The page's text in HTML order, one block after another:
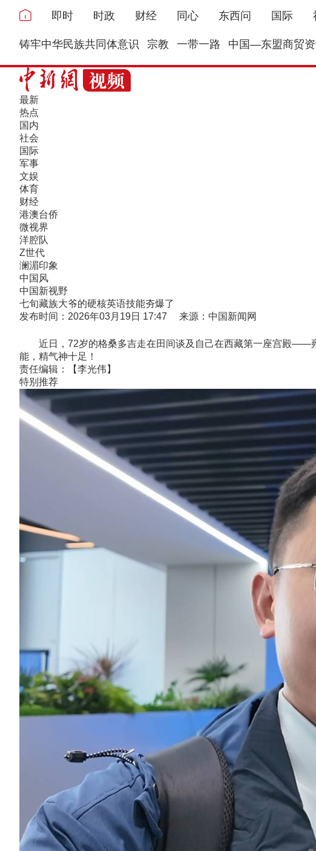
即时 时政 财经 同心 东西问 国际
铸牢中华民族共同体意识 宗教 一带一路 中国—东盟商贸资
最新
热点
国内
社会
国际
军事
文娱
体育
财经
港澳台侨
微视界
洋腔队
Z世代
澜湄印象
中国风
中国新视野
七旬藏族大爷的硬核英语技能夯爆了
发布时间：2026年03月19日 17:47 来源：中国新闻网
近日，72岁的格桑多吉走在田间谈及自己在西藏第一座宫殿——雍
能，精气神十足！
责任编辑：【李光伟】
特别推荐